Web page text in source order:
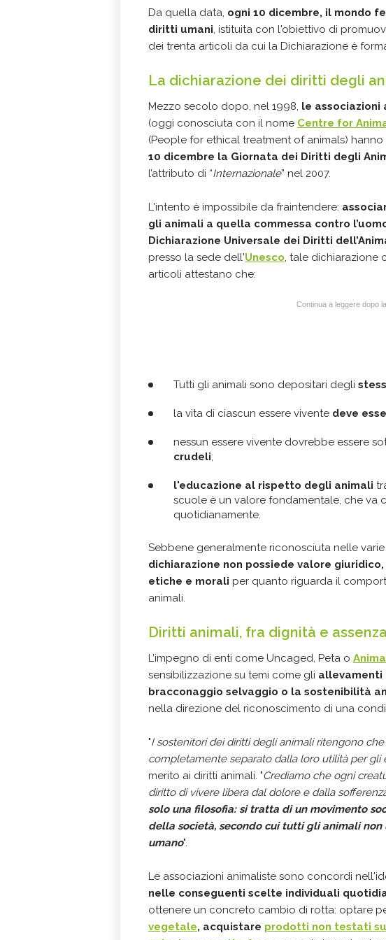
Da quella data, ogni 10 dicembre, il mondo
diritti umani, istituita con l'obiettivo di
dei trenta articoli da cui la Dichiarazione è
La dichiarazione dei diritti degli
Mezzo secolo dopo, nel 1998, le associazioni
(oggi conosciuta con il nome Centre for
(People for ethical treatment of animals)
10 dicembre la Giornata dei Diritti degli
l’attributo di “Internazionale” nel 2007.
L'intento è impossibile da fraintendere:
gli animali a quella commessa contro
Dichiarazione Universale dei Diritti
presso la sede dell'Unesco, tale dichiarazione
articoli attestano che:
Continua a leggere dopo
Tutti gli animali sono depositari degli
la vita di ciascun essere vivente deve
nessun essere vivente dovrebbe essere
crudeli;
l'educazione al rispetto degli animali
scuole è un valore fondamentale, che va
quotidianamente.
Sebbene generalmente riconosciuta nelle
dichiarazione non possiede valore
etiche e morali per quanto riguarda il
animali.
Diritti animali, fra dignità e
L’impegno di enti come Uncaged, Peta o
sensibilizzazione su temi come gli allevamenti
bracconaggio selvaggio o la sostenibilità
nella direzione del riconoscimento di una
"I sostenitori dei diritti degli animali ritengono
completamente separato dalla loro utilità per gli
merito ai diritti animali. "Crediamo che ogni
diritto di vivere libera dal dolore e dalla
solo una filosofia: si tratta di un movimento
della società, secondo cui tutti gli animali non
umano".
Le associazioni animaliste sono concordi
nelle conseguenti scelte individuali
ottenere un concreto cambio di rotta: optare
vegetale, acquistare prodotti non testati